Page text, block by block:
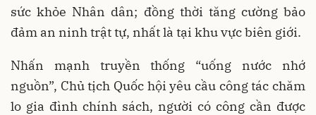
sức khỏe Nhân dân; đồng thời tăng cường bảo
đảm an ninh trật tự, nhất là tại khu vực biên giới.
Nhấn mạnh truyền thống “uống nước nhớ
nguồn”, Chủ tịch Quốc hội yêu cầu công tác chăm
lo gia đình chính sách, người có công cần được